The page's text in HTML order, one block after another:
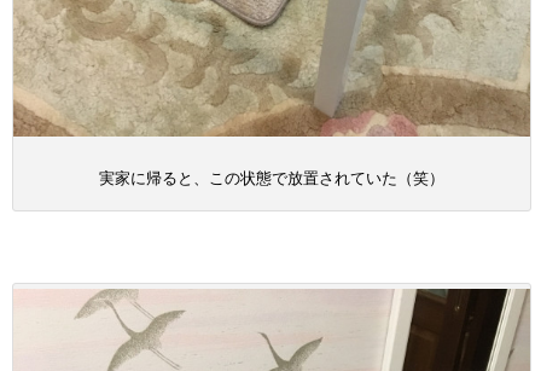
実家に帰ると、この状態で放置されていた（笑）